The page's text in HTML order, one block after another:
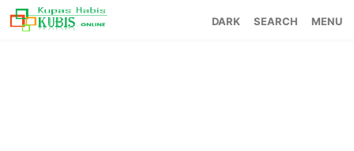
SEARCH MENU